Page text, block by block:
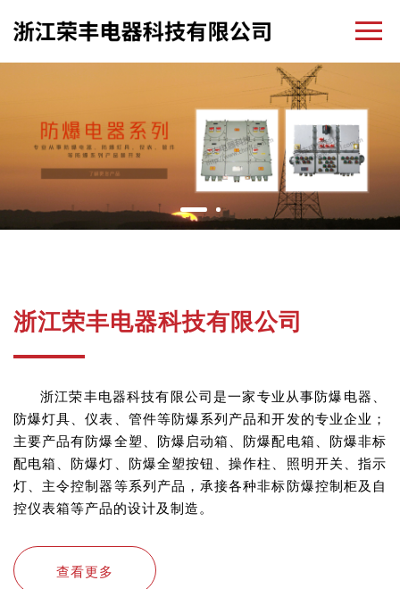
浙江荣丰电器科技有限公司
浙江荣丰电器科技有限公司是一家专业从事防爆电器、
防爆灯具、仪表、管件等防爆系列产品和开发的专业企业；
主要产品有防爆全塑、防爆启动箱、防爆配电箱、防爆非标
配电箱、防爆灯、防爆全塑按钮、操作柱、照明开关、指示
灯、主令控制器等系列产品，承接各种非标防爆控制柜及自
控仪表箱等产品的设计及制造。
查看更多